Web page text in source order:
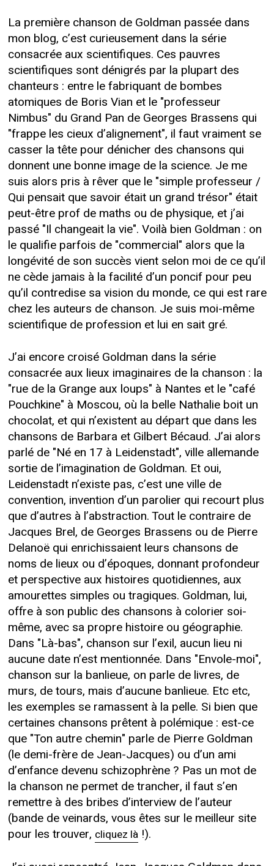
La première chanson de Goldman passée dans
mon blog, c’est curieusement dans la série
consacrée aux scientifiques. Ces pauvres
scientifiques sont dénigrés par la plupart des
chanteurs : entre le fabriquant de bombes
atomiques de Boris Vian et le "professeur
Nimbus" du Grand Pan de Georges Brassens qui
"frappe les cieux d’alignement", il faut vraiment se
casser la tête pour dénicher des chansons qui
donnent une bonne image de la science. Je me
suis alors pris à rêver que le "simple professeur /
Qui pensait que savoir était un grand trésor" était
peut-être prof de maths ou de physique, et j’ai
passé "Il changeait la vie". Voilà bien Goldman : on
le qualifie parfois de "commercial" alors que la
longévité de son succès vient selon moi de ce qu’il
ne cède jamais à la facilité d’un poncif pour peu
qu’il contredise sa vision du monde, ce qui est rare
chez les auteurs de chanson. Je suis moi-même
scientifique de profession et lui en sait gré.
J’ai encore croisé Goldman dans la série
consacrée aux lieux imaginaires de la chanson : la
"rue de la Grange aux loups" à Nantes et le "café
Pouchkine" à Moscou, où la belle Nathalie boit un
chocolat, et qui n’existent au départ que dans les
chansons de Barbara et Gilbert Bécaud. J’ai alors
parlé de "Né en 17 à Leidenstadt", ville allemande
sortie de l’imagination de Goldman. Et oui,
Leidenstadt n’existe pas, c’est une ville de
convention, invention d’un parolier qui recourt plus
que d’autres à l’abstraction. Tout le contraire de
Jacques Brel, de Georges Brassens ou de Pierre
Delanoë qui enrichissaient leurs chansons de
noms de lieux ou d’époques, donnant profondeur
et perspective aux histoires quotidiennes, aux
amourettes simples ou tragiques. Goldman, lui,
offre à son public des chansons à colorier soi-
même, avec sa propre histoire ou géographie.
Dans "Là-bas", chanson sur l’exil, aucun lieu ni
aucune date n’est mentionnée. Dans "Envole-moi",
chanson sur la banlieue, on parle de livres, de
murs, de tours, mais d’aucune banlieue. Etc etc,
les exemples se ramassent à la pelle. Si bien que
certaines chansons prêtent à polémique : est-ce
que "Ton autre chemin" parle de Pierre Goldman
(le demi-frère de Jean-Jacques) ou d’un ami
d’enfance devenu schizophrène ? Pas un mot de
la chanson ne permet de trancher, il faut s’en
remettre à des bribes d’interview de l’auteur
(bande de veinards, vous êtes sur le meilleur site
pour les trouver, cliquez là!).